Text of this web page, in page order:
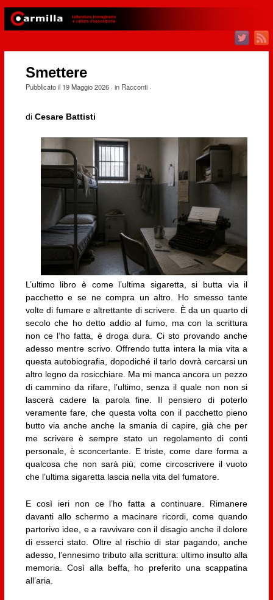
Smettere
Pubblicato il 19 Maggio 2026· in Racconti·
di Cesare Battisti
L’ultimo libro è come l’ultima sigaretta, si butta via il
pacchetto e se ne compra un altro. Ho smesso tante
volte di fumare e altrettante di scrivere. È da un quarto di
secolo che ho detto addio al fumo, ma con la scrittura
non ce l’ho fatta, è droga dura. Ci sto provando anche
adesso mentre scrivo. Offrendo tutta intera la mia vita a
questa autobiografia, dopodiché il tarlo dovrà cercarsi un
altro legno da rosicchiare. Ma mi manca ancora un pezzo
di cammino da rifare, l’ultimo, senza il quale non non si
lascerà cadere la parola fine. Il pensiero di poterlo
veramente fare, che questa volta con il pacchetto pieno
butto via anche anche la smania di capire, già che per
me scrivere è sempre stato un regolamento di conti
personale, è sconcertante. E triste, come dare forma a
qualcosa che non sarà più; come circoscrivere il vuoto
che l’ultima sigaretta lascia nella vita del fumatore.
E così ieri non ce l’ho fatta a continuare. Rimanere
davanti allo schermo a macinare ricordi, come quando
partorivo idee, e a ravvivare con il disagio anche il dolore
di esserci stato. Oltre al rischio di star pagando, anche
adesso, l’ennesimo tributo alla scrittura: ultimo insulto alla
memoria. Così alla beffa, ho preferito una scappatina
all’aria.